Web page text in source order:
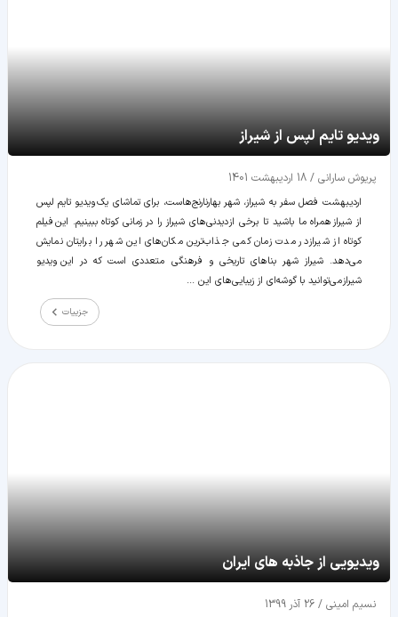
ویدیو تایم لپس از شیراز
پریوش سارانی / 18 اردیبهشت 1401
اردیبهشت فصل سفر به شیراز، شهر بهارنارنج‌هاست، برای تماشای یک ویدیو تایم لپس
از شیراز همراه ما باشید تا برخی از دیدنی‌های شیراز را در زمانی کوتاه ببینیم. این فیلم
کوتاه از شیراز در مدت زمان کمی جذاب‌ترین مکان‌های این شهر را برایتان نمایش
می‌دهد. شیراز شهر بناهای تاریخی و فرهنگی متعددی است که در این ویدیو
شیراز می‌توانید با گوشه‌ای از زیبایی‌های این ...
جزییات
ویدیویی از جاذبه های ایران
نسیم امینی / 26 آذر 1399